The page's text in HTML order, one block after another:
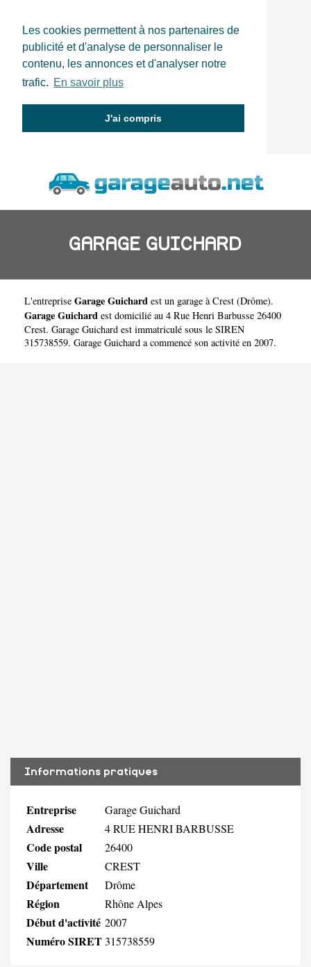
Les cookies permettent à nos partenaires de
publicité et d'analyse de personnaliser le
contenu, les annonces et d'analyser notre
trafic. En savoir plus
J'ai compris
GARAGE GUICHARD
L'entreprise Garage Guichard est un garage à Crest (Drôme).
Garage Guichard est domicilié au 4 Rue Henri Barbusse 26400
Crest. Garage Guichard est immatriculé sous le SIREN
315738559. Garage Guichard a commencé son activité en 2007.
Informations pratiques
Entreprise Garage Guichard
Adresse 4 RUE HENRI BARBUSSE
Code postal 26400
Ville CREST
Département Drôme
Région Rhône Alpes
Début d'activité 2007
Numéro SIRET315738559